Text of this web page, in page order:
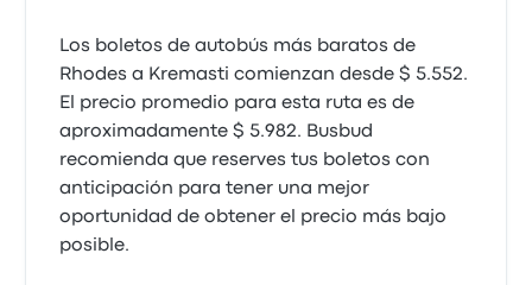
Los boletos de autobús más baratos de
Rhodes a Kremasti comienzan desde $ 5.552.
El precio promedio para esta ruta es de
aproximadamente $ 5.982. Busbud
recomienda que reserves tus boletos con
anticipación para tener una mejor
oportunidad de obtener el precio más bajo
posible.